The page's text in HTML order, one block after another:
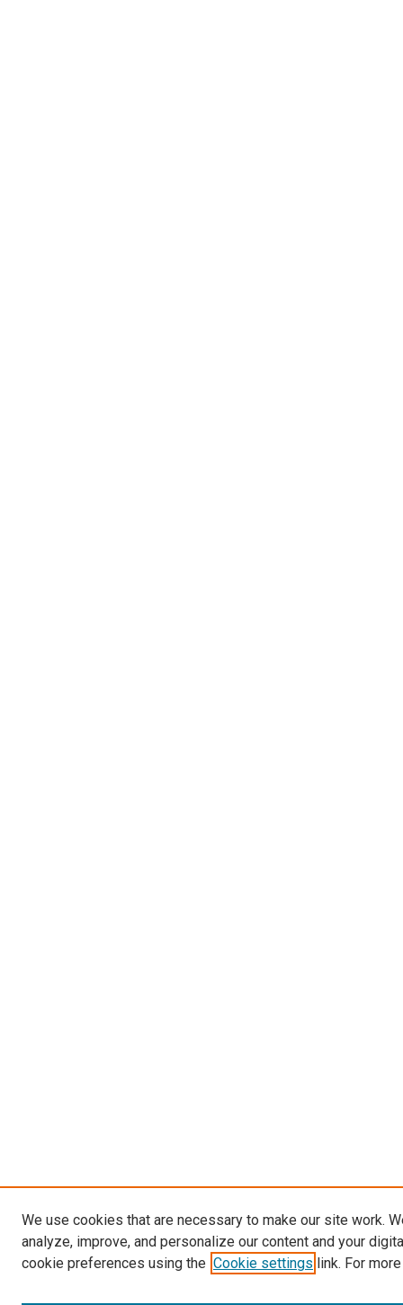
We use cookies that are necessary to make our site work.
analyze, improve, and personalize our content and your
cookie preferences using the Cookie settings link. For